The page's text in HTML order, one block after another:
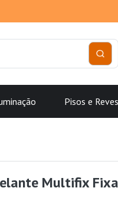
Pisos e
Multifix